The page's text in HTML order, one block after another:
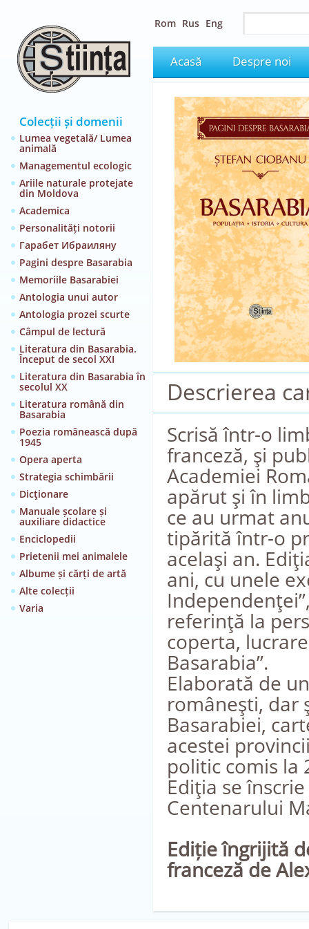
Colecții și domenii
Lumea vegetală/ Lumea
animală
Managementul ecologic
Ariile naturale protejate
din Moldova
Academica
Personalități notorii
Гарабет Ибраиляну
Pagini despre Basarabia
Memoriile Basarabiei
Antologia unui autor
Antologia prozei scurte
Câmpul de lectură
Literatura din Basarabia.
Început de secol XXI
Literatura din Basarabia în
secolul XX
Literatura română din
Basarabia
Poezia românească după
1945
Opera aperta
Strategia schimbării
Dicţionare
Manuale școlare și
auxiliare didactice
Enciclopedii
Prietenii mei animalele
Albume și cărți de artă
Alte colecții
Varia
Rom Rus Eng
Acasă Despre noi
Descrierea
Scrisă într-o
franceză, şi
Academiei
apărut şi în
ce au urmat
tipărită într-o
acelaşi an.
ani, cu unele
referinţă la
coperta,
Basarabia”.
Elaborată de
româneşti, dar
Basarabiei,
acestei
politic comis la
Ediţia se
Centenarului
Ediție îngrijită
franceză de